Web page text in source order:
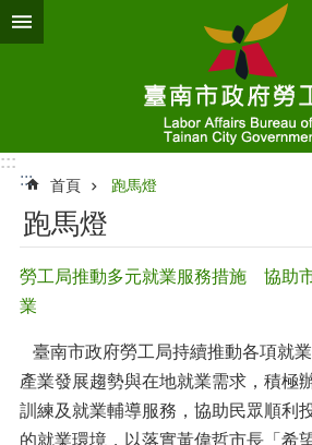
跳到主要內容區塊
:::
:::
首頁 跑馬燈
跑馬燈
勞工局推動多元就業服務措施 協助
業
臺南市政府勞工局持續推動各項就
產業發展趨勢與在地就業需求，積極
訓練及就業輔導服務，協助民眾順利
的就業環境，以落實黃偉哲市長「希